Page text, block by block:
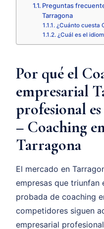
Preguntas
Tarragona
¿Cuánto cuesta
¿Cuál es el
Por qué el
empresarial
profesional es
– Coaching
Tarragona
El mercado en
empresas que triunfan
probada de coaching
competidores siguen
empresarial